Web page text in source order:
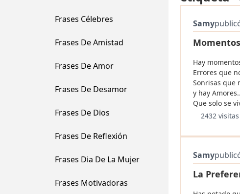
Frases Célebres
Frases De Amistad
Frases De Amor
Frases De Desamor
Frases De Dios
Frases De Reflexión
Frases Dia De La Mujer
Frases Motivadoras
Samy
Hay
Errores que
Sonrisas que
y hay
Que solo se
2432 visitas
Samy
La